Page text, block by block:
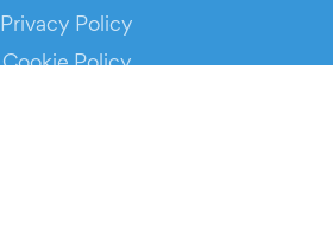
Privacy Policy
Cookie Policy